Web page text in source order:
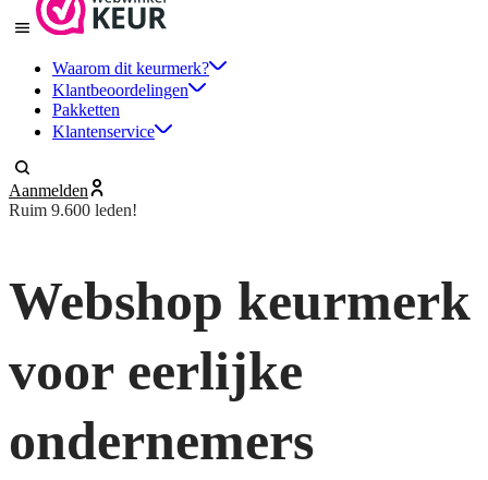
Waarom dit keurmerk?
Klantbeoordelingen
Pakketten
Klantenservice
Aanmelden
Ruim 9.600 leden!
Webshop keurmerk
voor eerlijke
ondernemers